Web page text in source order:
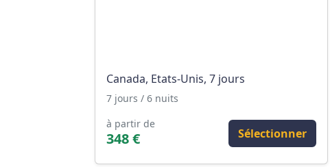
Canada, Etats-Unis, 7 jours
7 jours / 6 nuits
à partir de
348 € Sélectionner